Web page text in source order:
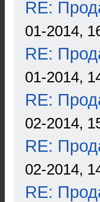
RE:
01-2014,
RE:
01-2014,
RE:
02-2014,
RE:
02-2014,
RE: